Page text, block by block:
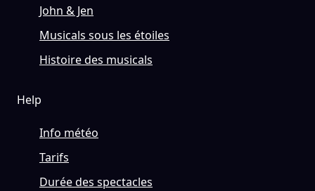
John & Jen
Musicals sous les étoiles
Histoire des musicals
Help
Info météo
Tarifs
Durée des spectacles